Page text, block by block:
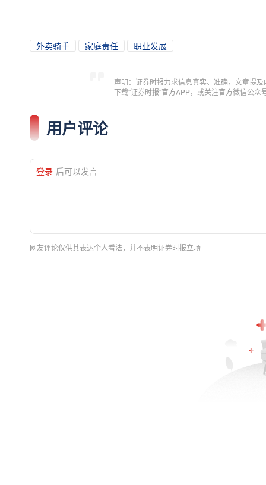
外卖骑手 家庭责任 职业发展
声明：证券时报力求信息真实、准确，文章提
下载"证券时报"官方APP，或关注官方微信公
用户评论
登录 后可以发言
网友评论仅供其表达个人看法，并不表明证券时报立场